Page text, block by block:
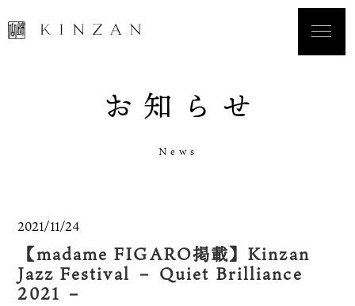
お 知 ら せ
N e w s
2021/11/24
【madame FIGARO掲載】Kinzan
Jazz Festival － Quiet Brilliance
2021 －